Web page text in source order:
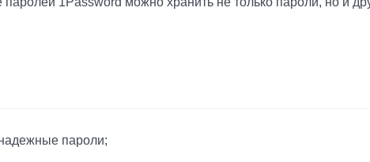
пароли;